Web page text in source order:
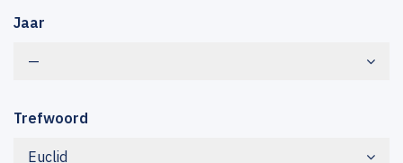
Jaar
—
Trefwoord
Euclid